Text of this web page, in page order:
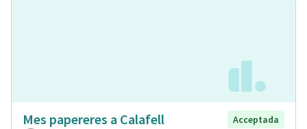
Mes papereres a Calafell
Acceptada